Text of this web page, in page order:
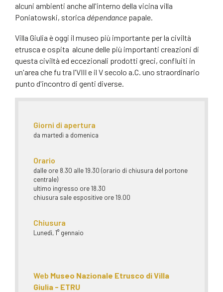
alcuni ambienti anche all'interno della vicina villa
Poniatowski, storica dépendance papale.
Villa Giulia è oggi il museo più importante per la civiltà
etrusca e ospita alcune delle più importanti creazioni di
questa civiltà ed eccezionali prodotti greci, confluiti in
un'area che fu tra l'VIII e il V secolo a.C. uno straordinario
punto d'incontro di genti diverse.
Giorni di apertura
da martedì a domenica
Orario
dalle ore 8.30 alle 19.30 (orario di chiusura del portone
centrale)
ultimo ingresso ore 18.30
chiusura sale espositive ore 19.00
Chiusura
Lunedì, 1° gennaio
Web Museo Nazionale Etrusco di Villa
Giulia - ETRU